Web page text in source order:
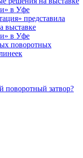
в Уфе
представила
выставке
в Уфе
поворотных
поворотный затвор?